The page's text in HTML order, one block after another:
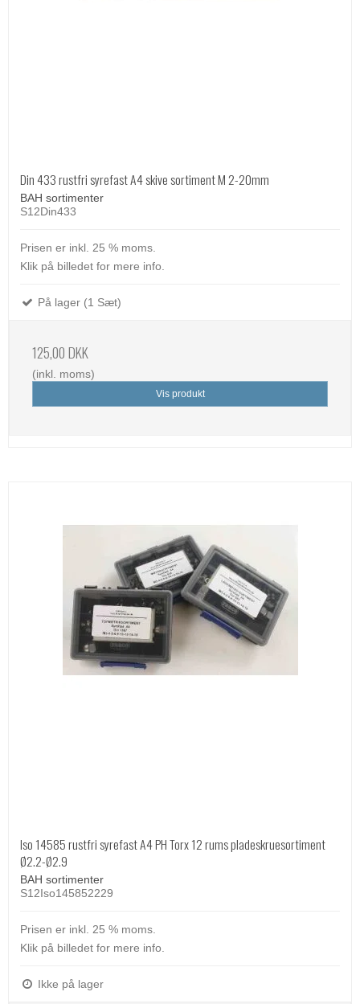
Din 433 rustfri syrefast A4 skive sortiment M 2-20mm
BAH sortimenter
S12Din433
Prisen er inkl. 25 % moms.
Klik på billedet for mere info.
På lager (1 Sæt)
125,00 DKK
(inkl. moms)
Vis produkt
Iso 14585 rustfri syrefast A4 PH Torx 12 rums pladeskruesortiment
Ø2.2-Ø2.9
BAH sortimenter
S12Iso145852229
Prisen er inkl. 25 % moms.
Klik på billedet for mere info.
Ikke på lager